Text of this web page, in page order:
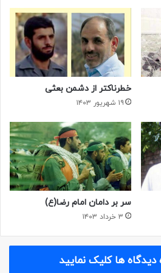
کردند.در چنین اوضاع و احوالی
عملیات کربلای پنج را دوهفته
دهند یعنی کربلای چهار که در
چهارم دی ۱۳۶۵ انجام شد، دو هفته بعد از آن در تاریخ ۱۹ دی
کربلای پنج تعیین شد. در این فاصله
ها به مقصد رسید و بر پایه همین
و همه مستکبران گیتی که از آن به
کردند، عبور کنند. البته موفقیت در
خطرناکتر از دشمن بعثی
۱۹ شهریور ۱۴۰۳
سر بر دامان امام رضا(ع)
۳ خرداد ۱۴۰۳
ها کلیک نمایید